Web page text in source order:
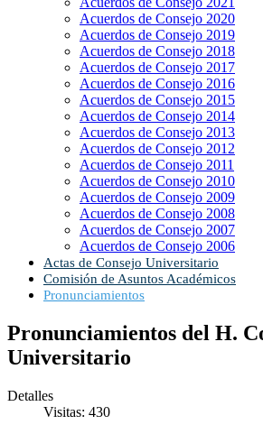
Acuerdos de Consejo 2020
Acuerdos de Consejo 2019
Acuerdos de Consejo 2018
Acuerdos de Consejo 2017
Acuerdos de Consejo 2016
Acuerdos de Consejo 2015
Acuerdos de Consejo 2014
Acuerdos de Consejo 2013
Acuerdos de Consejo 2012
Acuerdos de Consejo 2011
Acuerdos de Consejo 2010
Acuerdos de Consejo 2009
Acuerdos de Consejo 2008
Acuerdos de Consejo 2007
Acuerdos de Consejo 2006
Actas de Consejo Universitario
Comisión de Asuntos Académicos
Pronunciamientos
Pronunciamientos del H.
Universitario
Detalles
Visitas: 430